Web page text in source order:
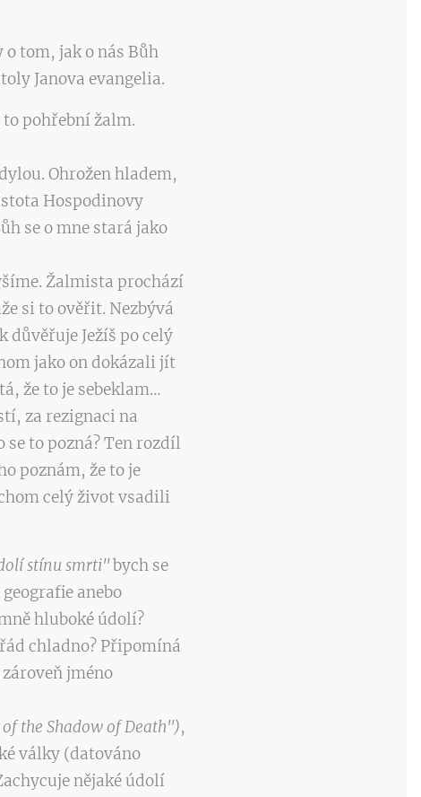
tom, jak o nás Bůh
Janova evangelia.
pohřební žalm.
Ohrožen hladem,
Hospodinovy
se o mne stará jako
Žalmista prochází
si to ověřit. Nezbývá
důvěřuje Ježíš po celý
jako on dokázali jít
že to je sebeklam…
za rezignaci na
to pozná? Ten rozdíl
poznám, že to je
celý život vsadili
stínu smrti"bych se
anebo
hluboké údolí?
chladno? Připomíná
jméno
the Shadow of Death"),
války (datováno
nějaké údolí